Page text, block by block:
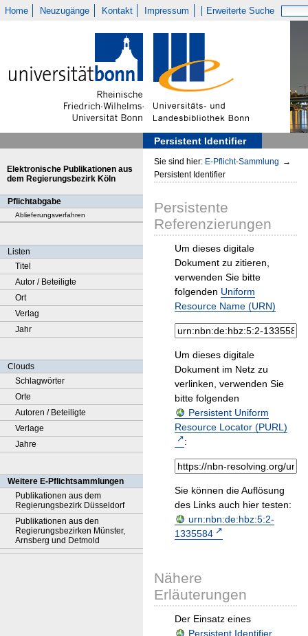
Home Neuzugänge Kontakt Impressum Erweiterte Suche
Persistent Identifier
Elektronische Publikationen aus
dem Regierungsbezirk Köln
Pflichtabgabe
Ablieferungsverfahren
Listen
Titel
Autor / Beteiligte
Ort
Verlag
Jahr
Clouds
Schlagwörter
Orte
Autoren / Beteiligte
Verlage
Jahre
Weitere E-Pflichtsammlungen
Publikationen aus dem
Regierungsbezirk Düsseldorf
Publikationen aus den
Regierungsbezirken Münster,
Arnsberg und Detmold
Sie sind hier: E-Pflicht-Sammlung →
Persistent Identifier
Persistente
Referenzierungen
Um dieses digitale
Dokument zu zitieren,
verwenden Sie bitte
folgenden Uniform
Resource Name (URN)
Um dieses digitale
Dokument im Netz zu
verlinken, verwenden Sie
bitte folgenden
Persistent Uniform
Resource Locator (PURL)
:
Sie können die Auflösung
des Links auch hier testen:
urn:nbn:de:hbz:5:2-
1335584
Nähere
Erläuterungen
Der Einsatz eines
Persistent Identifier